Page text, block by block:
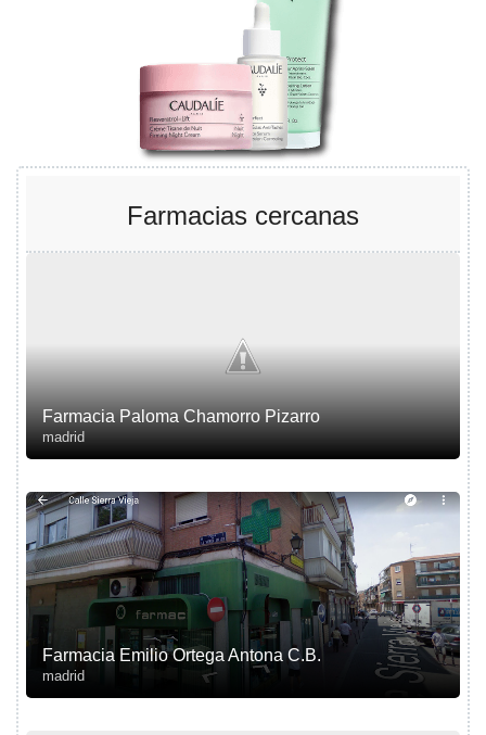
Farmacias cercanas
Farmacia Paloma Chamorro Pizarro
madrid
Farmacia Emilio Ortega Antona C.B.
madrid